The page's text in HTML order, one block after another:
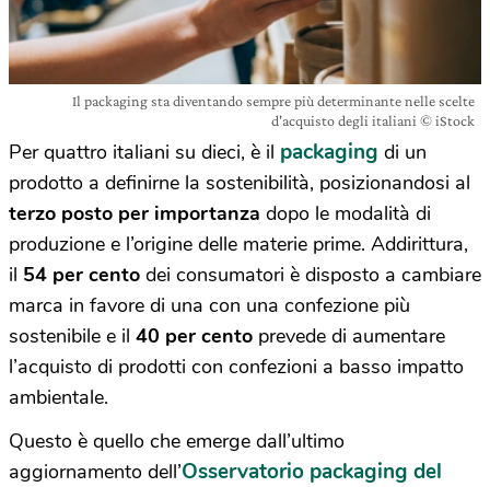
Il packaging sta diventando sempre più determinante nelle scelte
d'acquisto degli italiani © iStock
Per quattro italiani su dieci, è il packaging di un
prodotto a definirne la sostenibilità, posizionandosi al
terzo posto per importanza dopo le modalità di
produzione e l’origine delle materie prime. Addirittura,
il 54 per cento dei consumatori è disposto a cambiare
marca in favore di una con una confezione più
sostenibile e il 40 per cento prevede di aumentare
l’acquisto di prodotti con confezioni a basso impatto
ambientale.
Questo è quello che emerge dall’ultimo
aggiornamento dell’Osservatorio packaging del